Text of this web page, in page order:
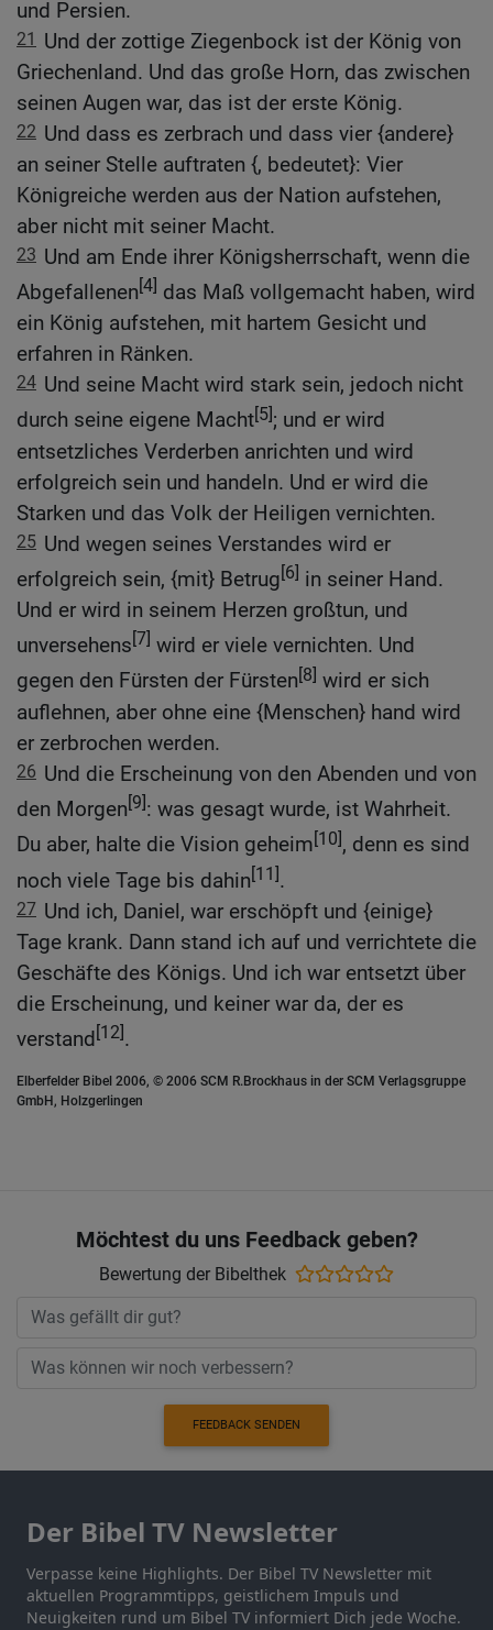
und Persien.
21 Und der zottige Ziegenbock ist der König von
Griechenland. Und das große Horn, das zwischen
seinen Augen war, das ist der erste König.
22 Und dass es zerbrach und dass vier {andere}
an seiner Stelle auftraten {, bedeutet}: Vier
Königreiche werden aus der Nation aufstehen,
aber nicht mit seiner Macht.
23 Und am Ende ihrer Königsherrschaft, wenn die
Abgefallenen[4] das Maß vollgemacht haben, wird
ein König aufstehen, mit hartem Gesicht und
erfahren in Ränken.
24 Und seine Macht wird stark sein, jedoch nicht
durch seine eigene Macht[5]; und er wird
entsetzliches Verderben anrichten und wird
erfolgreich sein und handeln. Und er wird die
Starken und das Volk der Heiligen vernichten.
25 Und wegen seines Verstandes wird er
erfolgreich sein, {mit} Betrug[6] in seiner Hand.
Und er wird in seinem Herzen großtun, und
unversehens[7] wird er viele vernichten. Und
gegen den Fürsten der Fürsten[8] wird er sich
auflehnen, aber ohne eine {Menschen} hand wird
er zerbrochen werden.
26 Und die Erscheinung von den Abenden und von
den Morgen[9]: was gesagt wurde, ist Wahrheit.
Du aber, halte die Vision geheim[10], denn es sind
noch viele Tage bis dahin[11].
27 Und ich, Daniel, war erschöpft und {einige}
Tage krank. Dann stand ich auf und verrichtete die
Geschäfte des Königs. Und ich war entsetzt über
die Erscheinung, und keiner war da, der es
verstand[12].
Elberfelder Bibel 2006, © 2006 SCM R.Brockhaus in der SCM Verlagsgruppe
GmbH, Holzgerlingen
Möchtest du uns Feedback geben?
Bewertung der Bibelthek
FEEDBACK SENDEN
Der Bibel TV Newsletter
Verpasse keine Highlights. Der Bibel TV Newsletter mit
aktuellen Programmtipps, geistlichem Impuls und
Neuigkeiten rund um Bibel TV informiert Dich jede Woche.